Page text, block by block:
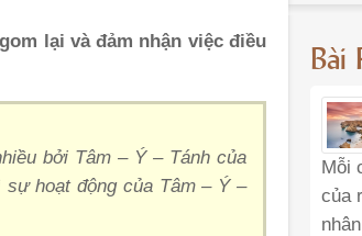
lại và đảm nhận việc điều
bởi Tâm – Ý – Tánh của
hoạt động của Tâm – Ý –
Bài
Mỗi
của